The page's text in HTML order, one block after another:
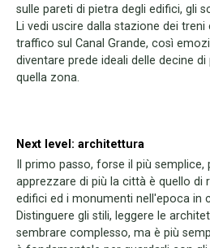
sulle pareti di pietra degli edifici, gli
Li vedi uscire dalla stazione dei treni
traffico sul Canal Grande, così
diventare prede ideali delle decine
quella zona.
Next level: architettura
Il primo passo, forse il più
apprezzare di più la città è quello di
edifici ed i monumenti nell'epoca in
Distinguere gli stili, leggere le
sembrare complesso, ma è più